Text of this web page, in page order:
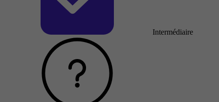
Intermédiaire